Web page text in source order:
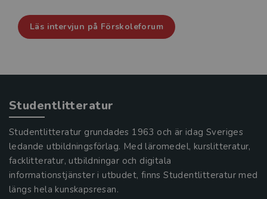
Läs intervjun på Förskoleforum
Studentlitteratur
Studentlitteratur grundades 1963 och är idag Sveriges
ledande utbildningsförlag. Med läromedel, kurslitteratur,
facklitteratur, utbildningar och digitala
informationstjänster i utbudet, finns Studentlitteratur med
längs hela kunskapsresan.